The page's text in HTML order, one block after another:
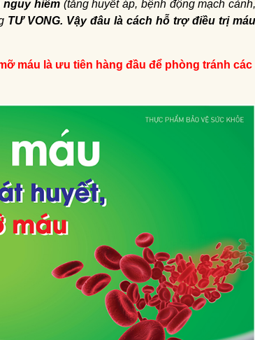
nguy hiểm (tăng huyết áp, bệnh động mạch cảnh,
TƯ VONG. Vậy đâu là cách hỗ trợ điều trị máu
máu là ưu tiên hàng đầu để phòng tránh các